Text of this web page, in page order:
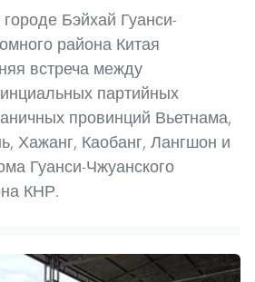
Бэйхай Гуанси-
района Китая
встреча между
партийных
провинций Вьетнама,
Хажанг, Каобанг, Лангшон и
Гуанси-Чжуанского
КНР.